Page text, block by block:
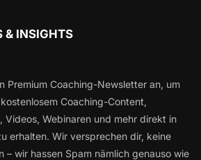
& INSIGHTS
Premium Coaching-Newsletter an, um
Coaching-Content,
Videos, Webinaren und mehr direkt in
erhalten. Wir versprechen dir, keine
– wir hassen Spam nämlich genauso wie